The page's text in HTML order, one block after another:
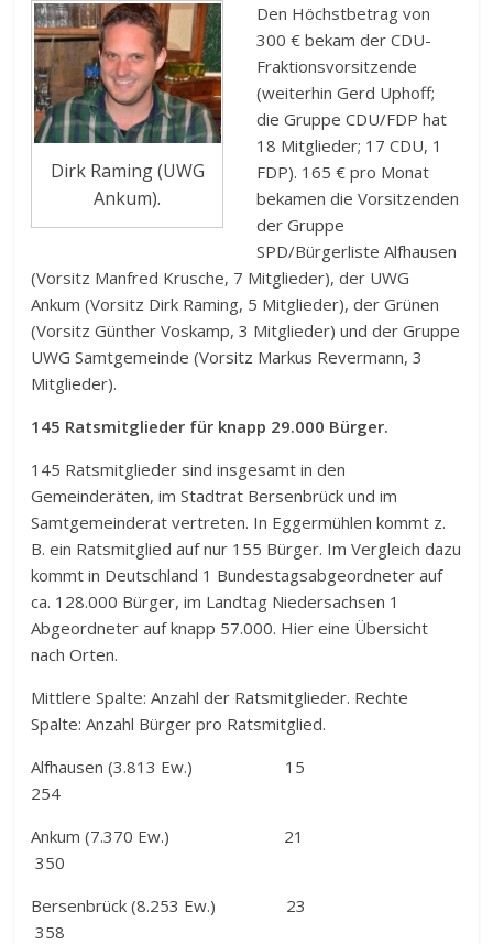
Dirk Raming (UWG
Ankum).
Den Höchstbetrag von
300 € bekam der CDU-
Fraktionsvorsitzende
(weiterhin Gerd Uphoff;
die Gruppe CDU/FDP hat
18 Mitglieder; 17 CDU, 1
FDP). 165 € pro Monat
bekamen die Vorsitzenden
der Gruppe
SPD/Bürgerliste Alfhausen
(Vorsitz Manfred Krusche, 7 Mitglieder), der UWG
Ankum (Vorsitz Dirk Raming, 5 Mitglieder), der Grünen
(Vorsitz Günther Voskamp, 3 Mitglieder) und der Gruppe
UWG Samtgemeinde (Vorsitz Markus Revermann, 3
Mitglieder).
145 Ratsmitglieder für knapp 29.000 Bürger.
145 Ratsmitglieder sind insgesamt in den
Gemeinderäten, im Stadtrat Bersenbrück und im
Samtgemeinderat vertreten. In Eggermühlen kommt z.
B. ein Ratsmitglied auf nur 155 Bürger. Im Vergleich dazu
kommt in Deutschland 1 Bundestagsabgeordneter auf
ca. 128.000 Bürger, im Landtag Niedersachsen 1
Abgeordneter auf knapp 57.000. Hier eine Übersicht
nach Orten.
Mittlere Spalte: Anzahl der Ratsmitglieder. Rechte
Spalte: Anzahl Bürger pro Ratsmitglied.
Alfhausen (3.813 Ew.) 15
254
Ankum (7.370 Ew.) 21
350
Bersenbrück (8.253 Ew.) 23
358